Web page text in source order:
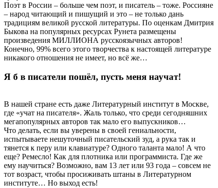
Поэт в России – больше чем поэт, и писатель – тоже. Россияне
– народ читающий и пишущий и это – не только дань
традициям великой русской литературы. По оценкам Дмитрия
Быкова на популярных ресурсах Рунета размещены
произведения МИЛЛИОНА русскоязычных авторов!
Конечно, 99% всего этого творчества к настоящей литературе
никакого отношения не имеет, но всё же…
Я б в писатели пошёл, пусть меня научат!
В нашей стране есть даже Литературный институт в Москве,
где «учат на писателя». Жаль только, что среди сегодняшних
мегапопулярных авторов так мало его выпускников…
Что делать, если вы уверены в своей гениальности,
испытываете нешуточный писательский зуд, а рука так и
тянется к перу или клавиатуре? Одного таланта мало! А что
еще? Ремесло! Как для плотника или программиста. Где же
ему научиться? Возможно, вам 13 лет или 93 года – совсем не
тот возраст, чтобы просиживать штаны в Литературном
институте… Но выход есть!